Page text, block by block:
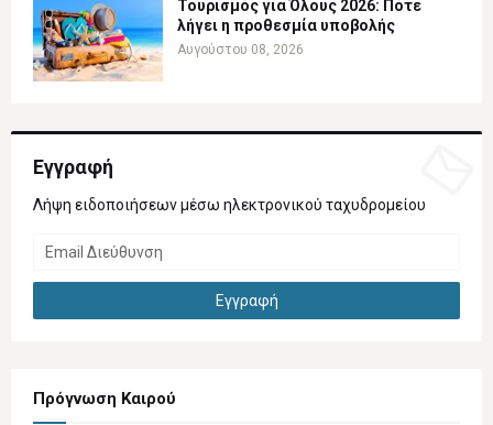
Τουρισμός για Όλους 2026: Πότε
λήγει η προθεσμία υποβολής
Αυγούστου 08, 2026
Εγγραφή
Λήψη ειδοποιήσεων μέσω ηλεκτρονικού ταχυδρομείου
Πρόγνωση Καιρού